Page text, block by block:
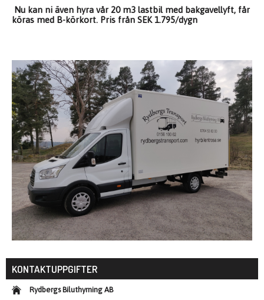
Nu kan ni även hyra vår 20 m3 lastbil med bakgavellyft, får
köras med B-körkort. Pris från SEK 1.795/dygn
KONTAKTUPPGIFTER
Rydbergs Biluthyrning AB